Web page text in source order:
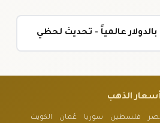
عالمياً - تحديث لحظي
أسعار الذهب
فلسطين سوريا عُمان الكويت